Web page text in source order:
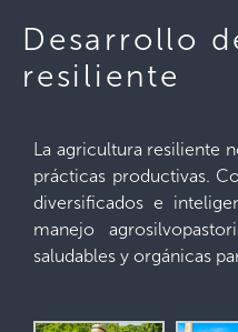
Desarrollo
resiliente
La agricultura resiliente
prácticas productivas.
diversificados e
manejo
saludables y orgánicas